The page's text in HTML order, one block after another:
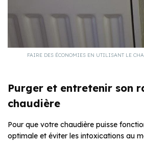
FAIRE DES ÉCONOMIES EN UTILISANT LE
Purger et entretenir son
chaudière
Pour que votre chaudière puisse
optimale et éviter les intoxications au